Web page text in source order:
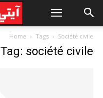
Home Tags Société civile
Tag: société civile